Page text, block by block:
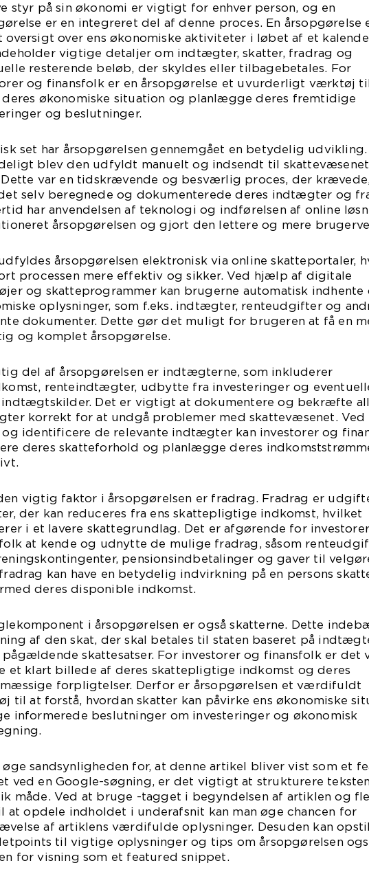
styr på sin økonomi er vigtigt for enhver person, og en
er en integreret del af denne proces. En årsopgørelse
oversigt over ens økonomiske aktiviteter i løbet af et
vigtige detaljer om indtægter, skatter, fradrag og
resterende beløb, der skyldes eller tilbagebetales. For
og finansfolk er en årsopgørelse et uvurderligt værktøj
deres økonomiske situation og planlægge deres fremtidige
og beslutninger.
set har årsopgørelsen gennemgået en betydelig udvikling.
blev den udfyldt manuelt og indsendt til
Dette var en tidskrævende og besværlig proces, der
selv beregnede og dokumenterede deres indtægter og
har anvendelsen af teknologi og indførelsen af online
årsopgørelsen og gjort den lettere og mere
årsopgørelsen elektronisk via online skatteportaler,
processen mere effektiv og sikker. Ved hjælp af digitale
og skatteprogrammer kan brugerne automatisk indhente
oplysninger, som f.eks. indtægter, renteudgifter og
dokumenter. Dette gør det muligt for brugeren at få en
og komplet årsopgørelse.
del af årsopgørelsen er indtægterne, som inkluderer
renteindtægter, udbytte fra investeringer og
indtægtskilder. Det er vigtigt at dokumentere og bekræfte
korrekt for at undgå problemer med skattevæsenet. Ved
og identificere de relevante indtægter kan investorer og
deres skatteforhold og planlægge deres
vigtig faktor i årsopgørelsen er fradrag. Fradrag er
der kan reduceres fra ens skattepligtige indkomst, hvilket
i et lavere skattegrundlag. Det er afgørende for
at kende og udnytte de mulige fradrag, såsom
pensionsindbetalinger og gaver til
kan have en betydelig indvirkning på en persons
deres disponible indkomst.
i årsopgørelsen er også skatterne. Dette
af den skat, der skal betales til staten baseret på
skattesatser. For investorer og finansfolk er det
et klart billede af deres skattepligtige indkomst og deres
forpligtelser. Derfor er årsopgørelsen et værdifuldt
til at forstå, hvordan skatter kan påvirke ens økonomiske
informerede beslutninger om investeringer og økonomisk
øge sandsynligheden for, at denne artikel bliver vist som et
ved en Google-søgning, er det vigtigt at strukturere
måde. Ved at bruge -tagget i begyndelsen af artiklen og
at opdele indholdet i underafsnit kan man øge chancen for
af artiklens værdifulde oplysninger. Desuden kan
til vigtige oplysninger og tips om årsopgørelsen
for visning som et featured snippet.